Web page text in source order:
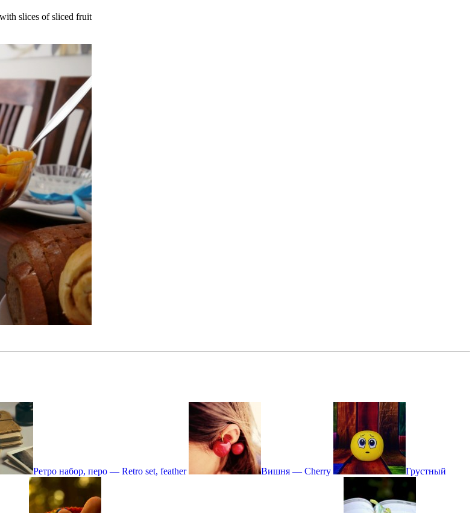
slices of sliced fruit
Ретро набор, перо — Retro set, feather Вишня — Cherry Грустный